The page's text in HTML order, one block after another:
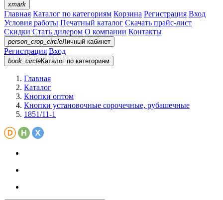
xmark
Главная Каталог по категориям Корзина Регистрация Вход
Условия работы Печатный каталог Скачать прайс-лист
Скидки Стать дилером О компании Контакты
person_crop_circleЛичный кабинет
Регистрация Вход
book_circleКаталог по категориям
Главная
Каталог
Кнопки оптом
Кнопки установочные сорочечные, рубашечные
1851/11-1